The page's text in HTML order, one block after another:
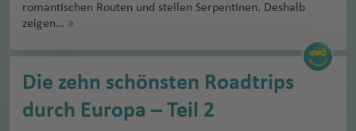
romantischen Routen und steilen Serpentinen. Deshalb
zeigen… »
Die zehn schönsten Roadtrips
durch Europa – Teil 2